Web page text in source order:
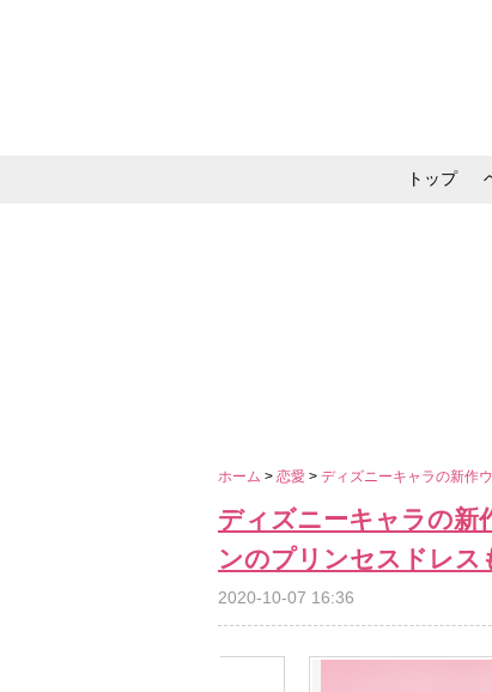
トップ
ホーム > 恋愛 > ディズニーキャラの新作
ディズニーキャラの
ンのプリンセスドレス
2020-10-07 16:36